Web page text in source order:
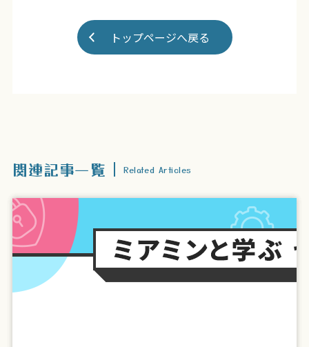
トップページへ戻る
関連記事一覧 Related Articles